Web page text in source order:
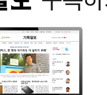
럼 칼럼 입력 2025. 07. 29 09:15